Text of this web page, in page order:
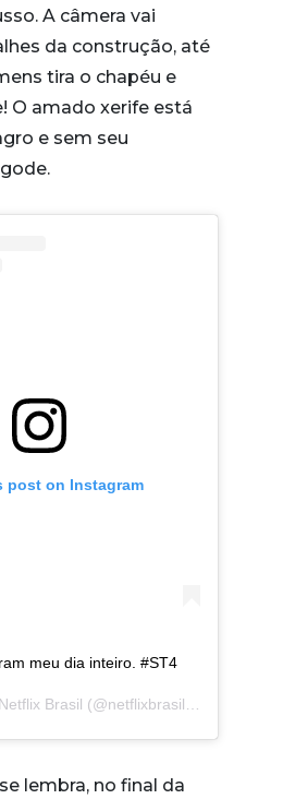
A câmera vai
da construção, até
tira o chapéu e
O amado xerife está
e sem seu
post on Instagram
meu dia inteiro. #ST4
Netflix Brasil (@netflixbrasil) on
lembra, no final da